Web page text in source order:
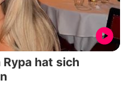
hat sich